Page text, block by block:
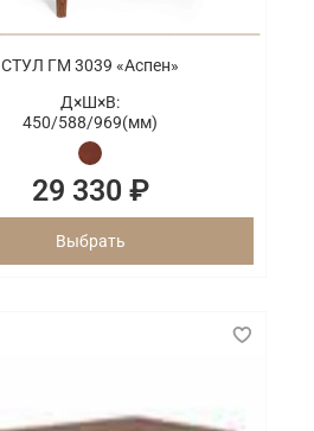
СТУЛ ГМ 3039 «Аспен»
Д×Ш×В:
450/588/969(мм)
29 330 ₽
Выбрать